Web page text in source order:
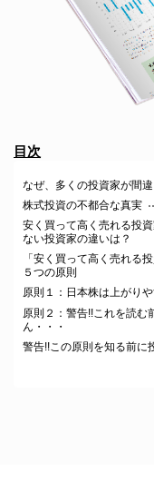
目次
なぜ、多くの投資家が間
株式投資の不都合な真実
安く買って高く売れる投
ない投資家の違いは？
「安く買って高く売れる
５つの原則
原則１：日本株は上がり
原則２：警告!!これを読む
ん・・・
警告!!この原則を知る前に